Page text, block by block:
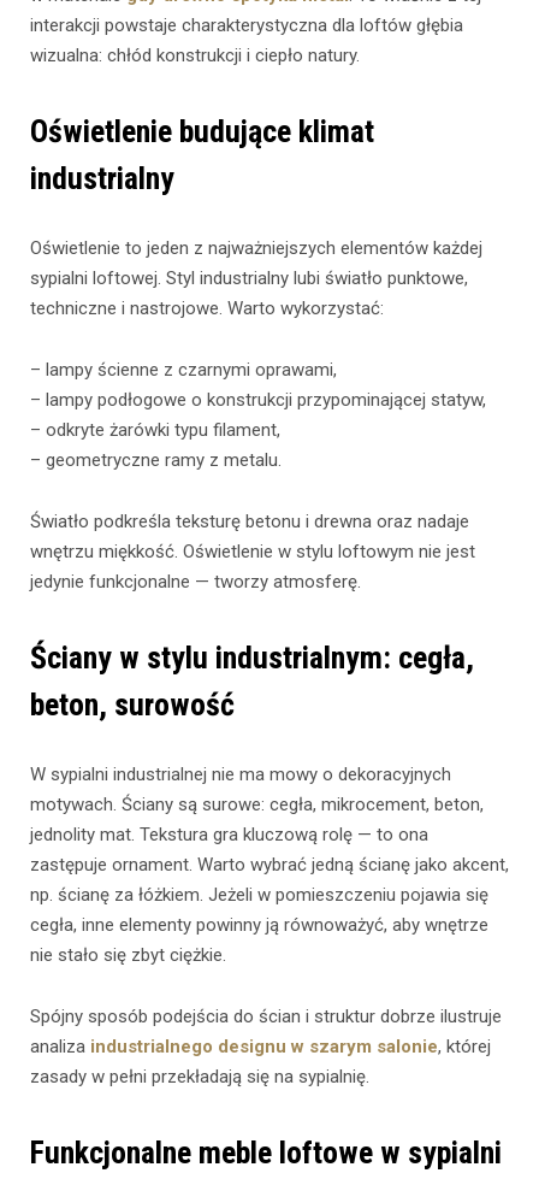
interakcji powstaje charakterystyczna dla loftów głębia
wizualna: chłód konstrukcji i ciepło natury.
Oświetlenie budujące klimat
industrialny
Oświetlenie to jeden z najważniejszych elementów każdej
sypialni loftowej. Styl industrialny lubi światło punktowe,
techniczne i nastrojowe. Warto wykorzystać:
– lampy ścienne z czarnymi oprawami,
– lampy podłogowe o konstrukcji przypominającej statyw,
– odkryte żarówki typu filament,
– geometryczne ramy z metalu.
Światło podkreśla teksturę betonu i drewna oraz nadaje
wnętrzu miękkość. Oświetlenie w stylu loftowym nie jest
jedynie funkcjonalne — tworzy atmosferę.
Ściany w stylu industrialnym: cegła,
beton, surowość
W sypialni industrialnej nie ma mowy o dekoracyjnych
motywach. Ściany są surowe: cegła, mikrocement, beton,
jednolity mat. Tekstura gra kluczową rolę — to ona
zastępuje ornament. Warto wybrać jedną ścianę jako akcent,
np. ścianę za łóżkiem. Jeżeli w pomieszczeniu pojawia się
cegła, inne elementy powinny ją równoważyć, aby wnętrze
nie stało się zbyt ciężkie.
Spójny sposób podejścia do ścian i struktur dobrze ilustruje
analiza industrialnego designu w szarym salonie, której
zasady w pełni przekładają się na sypialnię.
Funkcjonalne meble loftowe w sypialni